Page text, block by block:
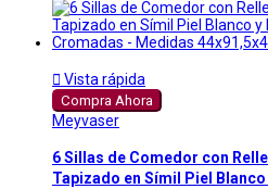
 Vista rápida
Compra Ahora
Meyvaser
6 Sillas de Comedor con
Tapizado en Símil Piel Blanco